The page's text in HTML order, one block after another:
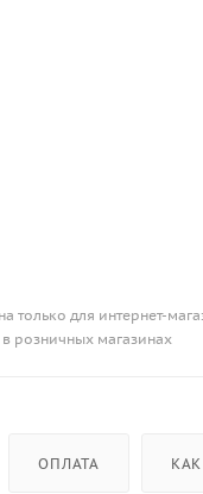
только для интернет-
в розничных магазинах
ОПЛАТА